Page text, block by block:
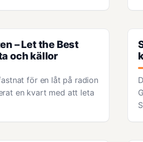
– Let the Best
och källor
för en låt på radion
en kvart med att leta